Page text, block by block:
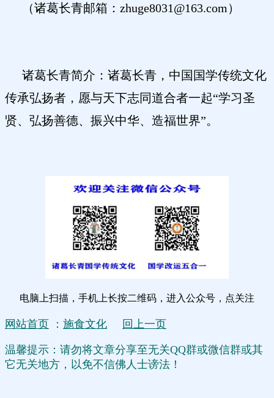
（诸葛长青邮箱： zhuge8031@163.com）
诸葛长青简介：诸葛长青，中国国学传统文化
传承弘扬者，愿与天下志同道合者一起“学习圣
贤、弘扬善德、振兴中华、造福世界”。
电脑上扫描，手机上长按二维码，进入公众号，点关注
网站首页 ： 施食文化 回上一页
温馨提示：请勿将文章分享至无关QQ群或微信群或其
它无关地方，以免不信佛人士谤法！